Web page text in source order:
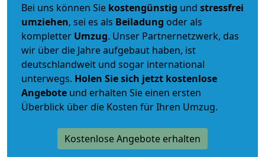
Bei uns können Sie kostengünstig und stressfrei
umziehen, sei es als Beiladung oder als
kompletter Umzug. Unser Partnernetzwerk, das
wir über die Jahre aufgebaut haben, ist
deutschlandweit und sogar international
unterwegs. Holen Sie sich jetzt kostenlose
Angebote und erhalten Sie einen ersten
Überblick über die Kosten für Ihren Umzug.
Kostenlose Angebote erhalten